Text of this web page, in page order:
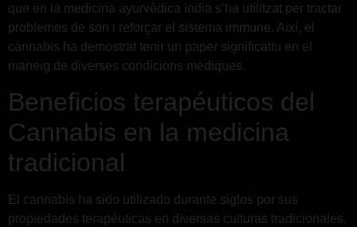
que en la medicina ayurvèdica índia s’ha utilitzat per tractar
problemes de son i reforçar el sistema immune. Així, el
cànnabis ha demostrat tenir un paper significatiu en el
maneig de diverses condicions mèdiques.
Beneficios terapéuticos del
Cannabis en la medicina
tradicional
El cannabis ha sido utilizado durante siglos por sus
propiedades terapéuticas en diversas culturas tradicionales.